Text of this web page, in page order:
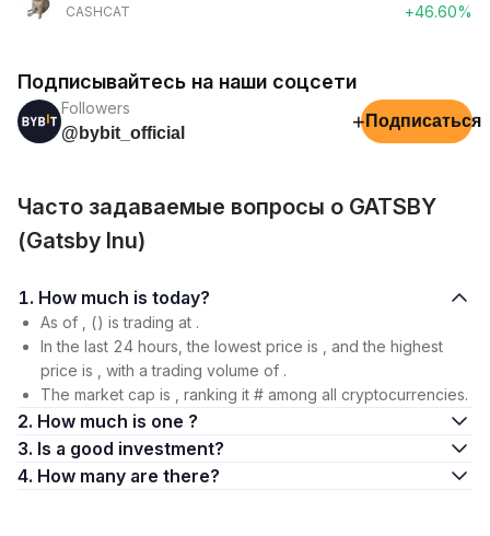
CASHCAT
+46.60%
Подписывайтесь на наши соцсети
Followers
@bybit_official
+ Подписаться
Часто задаваемые вопросы о GATSBY
(Gatsby Inu)
1. How much is today?
As of , () is trading at .
In the last 24 hours, the lowest price is , and the highest
price is , with a trading volume of .
The market cap is , ranking it # among all cryptocurrencies.
2. How much is one ?
3. Is a good investment?
4. How many are there?